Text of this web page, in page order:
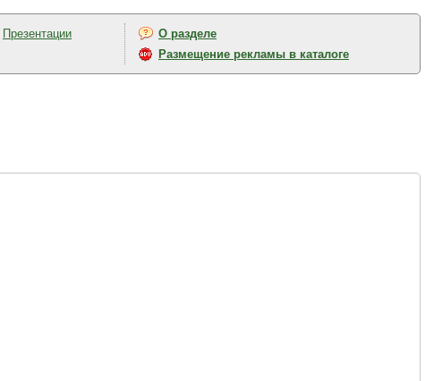
Презентации
О разделе
Размещение рекламы в каталоге